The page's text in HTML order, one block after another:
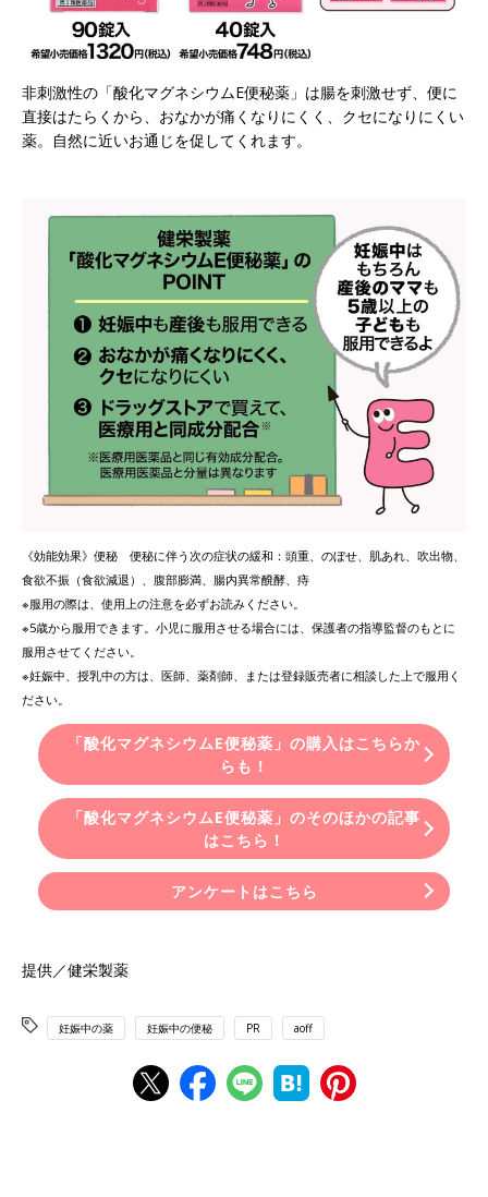
非刺激性の「酸化マグネシウムE便秘薬」は腸を刺激せず、便に
直接はたらくから、おなかが痛くなりにくく、クセになりにくい
薬。自然に近いお通じを促してくれます。
《効能効果》便秘 便秘に伴う次の症状の緩和：頭重、のぼせ、肌あれ、吹出物、
食欲不振（食欲減退）、腹部膨満、腸内異常醗酵、痔
※服用の際は、使用上の注意を必ずお読みください。
※5歳から服用できます。小児に服用させる場合には、保護者の指導監督のもとに
服用させてください。
※妊娠中、授乳中の方は、医師、薬剤師、または登録販売者に相談した上で服用く
ださい。
「酸化マグネシウムE便秘薬」の購入はこちらか
らも！
「酸化マグネシウムE便秘薬」のそのほかの記事
はこちら！
アンケートはこちら
提供／健栄製薬
妊娠中の薬 妊娠中の便秘 PR aoff